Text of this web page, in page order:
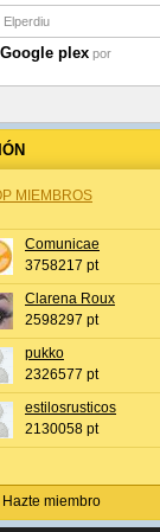
Elperdiu
plex por
MIEMBROS
Comunicae
3758217 pt
Clarena Roux
2598297 pt
pukko
2326577 pt
estilosrusticos
2130058 pt
Hazte miembro